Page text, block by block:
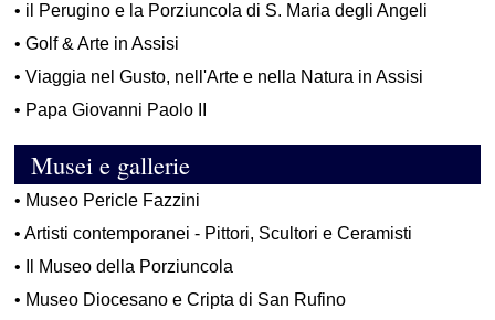
• il Perugino e la Porziuncola di S. Maria degli Angeli
•Golf & Arte in Assisi
•Viaggia nel Gusto, nell'Arte e nella Natura in Assisi
• Papa Giovanni Paolo II
Musei e gallerie
• Museo Pericle Fazzini
•Artisti contemporanei - Pittori, Scultori e Ceramisti
•
Il Museo della Porziuncola
• Museo Diocesano e Cripta di San Rufino